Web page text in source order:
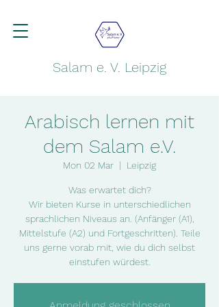
Salam e. V. Leipzig
Arabisch lernen mit
dem Salam e.V.
Mon 02 Mar
  |
Leipzig
Was erwartet dich?
Wir bieten Kurse in unterschiedlichen
sprachlichen Niveaus an. (Anfänger (A1),
Mittelstufe (A2) und Fortgeschritten). Teile
uns gerne vorab mit, wie du dich selbst
einstufen würdest.